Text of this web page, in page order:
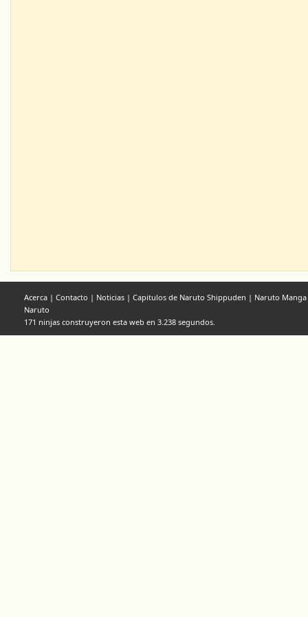
Acerca | Contacto | Noticias | Capitulos de Naruto Shippuden | Naruto Manga
Naruto
171 ninjas construyeron esta web en 3.238 segundos.